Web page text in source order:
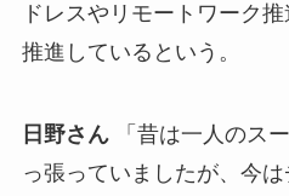
ドレスやリモートワーク
推進しているという。
日野さん「昔は一人のス
っ張っていましたが、今